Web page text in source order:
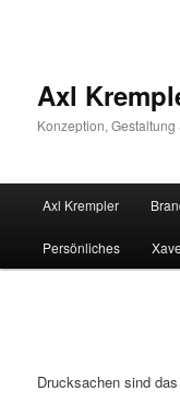
Axl
Konzeption, Gestaltung
Axl Krempler
Persönliches
Drucksachen sind